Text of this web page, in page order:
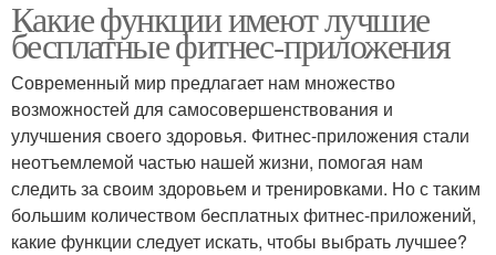
Какие функции имеют лучшие
бесплатные фитнес-приложения
Современный мир предлагает нам множество
возможностей для самосовершенствования и
улучшения своего здоровья. Фитнес-приложения стали
неотъемлемой частью нашей жизни, помогая нам
следить за своим здоровьем и тренировками. Но с таким
большим количеством бесплатных фитнес-приложений,
какие функции следует искать, чтобы выбрать лучшее?